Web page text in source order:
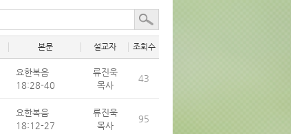
본문 설교자 조회수
요한복음
18:28-40
류진욱
목사
43
요한복음
18:12-27
류진욱
목사
95